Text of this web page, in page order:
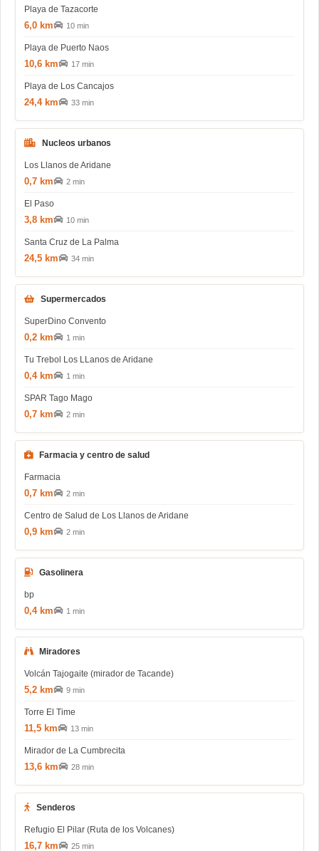
Playa de Tazacorte
6,0 km 10 min
Playa de Puerto Naos
10,6 km 17 min
Playa de Los Cancajos
24,4 km 33 min
Nucleos urbanos
Los Llanos de Aridane
0,7 km 2 min
El Paso
3,8 km 10 min
Santa Cruz de La Palma
24,5 km 34 min
Supermercados
SuperDino Convento
0,2 km 1 min
Tu Trebol Los LLanos de Aridane
0,4 km 1 min
SPAR Tago Mago
0,7 km 2 min
Farmacia y centro de salud
Farmacia
0,7 km 2 min
Centro de Salud de Los Llanos de Aridane
0,9 km 2 min
Gasolinera
bp
0,4 km 1 min
Miradores
Volcán Tajogaite (mirador de Tacande)
5,2 km 9 min
Torre El Time
11,5 km 13 min
Mirador de La Cumbrecita
13,6 km 28 min
Senderos
Refugio El Pilar (Ruta de los Volcanes)
16,7 km 25 min